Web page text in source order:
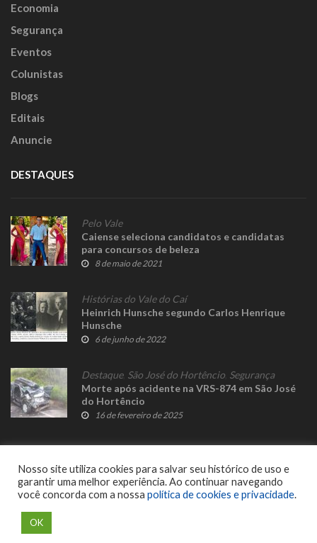
Economia
Segurança
Eventos
Colunistas
Blogs
Editais
Anuncie
DESTAQUES
Pelo Vale
Caiense seleciona candidatos e candidatas
para concursos de beleza
8 de maio de 2021
Histórias do Vale do Caí
Heinrich Hunsche segundo Carlos Henrique
Hunsche
6 de junho de 2022
Destaque, São José do Hortêncio Segurança
Morte após acidente na VRS-874 em São José
do Hortêncio
16 de fevereiro de 2025
© 2023 Fato Novo - Todos os direitos reservados. Desenvolvido por
Nosso site utiliza cookies para salvar seu histórico de uso e
garantir uma melhor experiência. Ao continuar navegando
você concorda com a nossa política de cookies e privacidade.
OK